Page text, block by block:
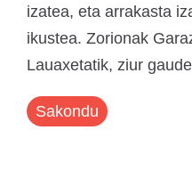
izatea, eta arrakasta
ikustea. Zorionak
Lauaxetatik, ziur
Sakondu